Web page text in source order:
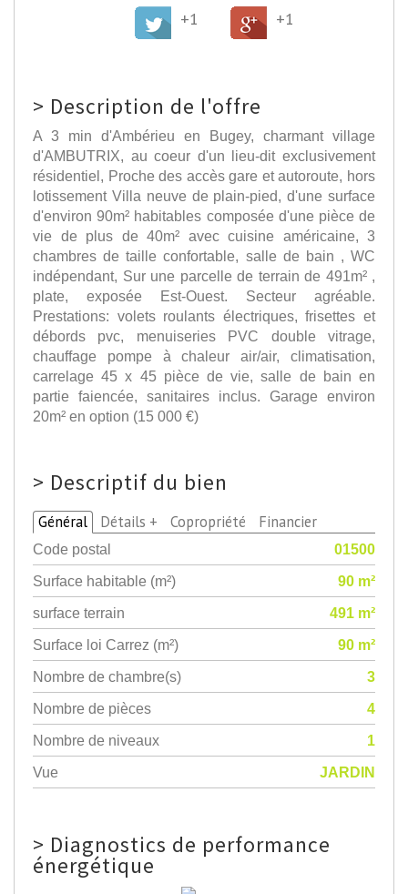
+1 +1
> Description de l'offre
A 3 min d'Ambérieu en Bugey, charmant village
d'AMBUTRIX, au coeur d'un lieu-dit exclusivement
résidentiel, Proche des accès gare et autoroute, hors
lotissement Villa neuve de plain-pied, d'une surface
d'environ 90m² habitables composée d'une pièce de
vie de plus de 40m² avec cuisine américaine, 3
chambres de taille confortable, salle de bain , WC
indépendant, Sur une parcelle de terrain de 491m² ,
plate, exposée Est-Ouest. Secteur agréable.
Prestations: volets roulants électriques, frisettes et
débords pvc, menuiseries PVC double vitrage,
chauffage pompe à chaleur air/air, climatisation,
carrelage 45 x 45 pièce de vie, salle de bain en
partie faiencée, sanitaires inclus. Garage environ
20m² en option (15 000 €)
> Descriptif du bien
Général Détails + Copropriété Financier
Code postal
01500
Surface habitable (m²)
90 m²
surface terrain
491 m²
Surface loi Carrez (m²)
90 m²
Nombre de chambre(s)
3
Nombre de pièces
4
Nombre de niveaux
1
Vue
JARDIN
> Diagnostics de performance
énergétique